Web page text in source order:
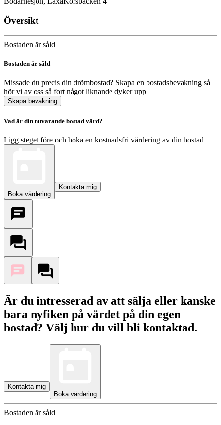
Översikt
Bostaden är såld
Bostaden är såld
Missade du precis din drömbostad? Skapa en bostadsbevakning så
hör vi av oss så fort något liknande dyker upp.
Skapa bevakning
Vad är din nuvarande bostad värd?
Ligg steget före och boka en kostnadsfri värdering av din bostad.
Boka värdering
Kontakta mig
Är du intresserad av att sälja eller kanske
bara nyfiken på värdet på din egen
bostad? Välj hur du vill bli kontaktad.
Kontakta mig
Boka värdering
Bostaden är såld